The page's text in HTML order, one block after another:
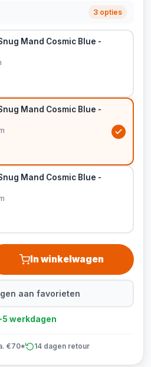
3 opties
Mand Cosmic Blue -
Mand Cosmic Blue -
Mand Cosmic Blue -
In winkelwagen
aan favorieten
werkdagen
€70* 14 dagen retour